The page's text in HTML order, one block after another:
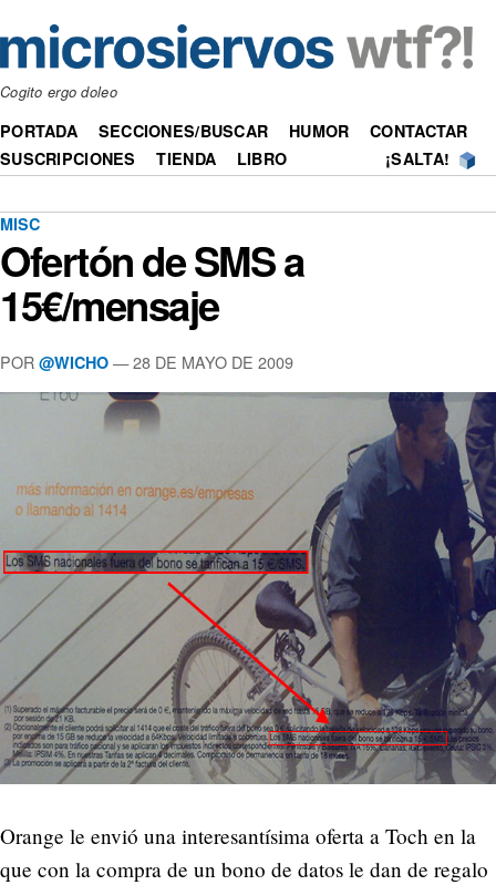
Cogito ergo doleo
PORTADA SECCIONES/BUSCAR HUMOR
CONTACTAR
SUSCRIPCIONES
TIENDA LIBRO ¡SALTA!
MISC
Ofertón de SMS a
15€/mensaje
POR @WICHO —28 DE MAYO DE 2009
Orange le envió una interesantísima oferta a Toch en la
que con la compra de un bono de datos le dan de regalo